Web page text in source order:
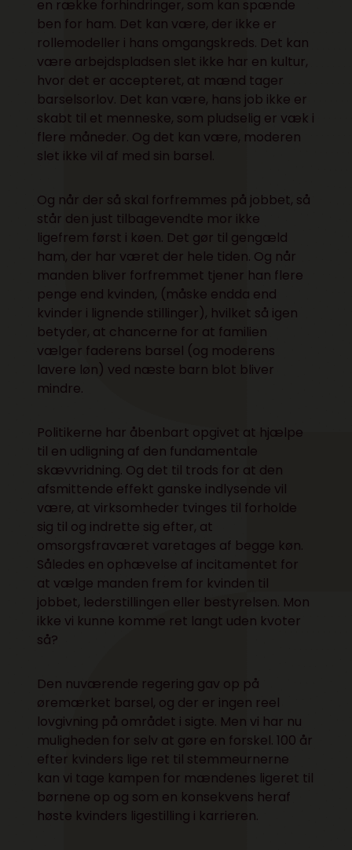
en række forhindringer, som kan spænde
ben for ham. Det kan være, der ikke er
rollemodeller i hans omgangskreds. Det kan
være arbejdspladsen slet ikke har en kultur,
hvor det er accepteret, at mænd tager
barselsorlov. Det kan være, hans job ikke er
skabt til et menneske, som pludselig er væk i
flere måneder. Og det kan være, moderen
slet ikke vil af med sin barsel.
Og når der så skal forfremmes på jobbet, så
står den just tilbagevendte mor ikke
ligefrem først i køen. Det gør til gengæld
ham, der har været der hele tiden. Og når
manden bliver forfremmet tjener han flere
penge end kvinden, (måske endda end
kvinder i lignende stillinger), hvilket så igen
betyder, at chancerne for at familien
vælger faderens barsel (og moderens
lavere løn) ved næste barn blot bliver
mindre.
Politikerne har åbenbart opgivet at hjælpe
til en udligning af den fundamentale
skævvridning. Og det til trods for at den
afsmittende effekt ganske indlysende vil
være, at virksomheder tvinges til forholde
sig til og indrette sig efter, at
omsorgsfraværet varetages af begge køn.
Således en ophævelse af incitamentet for
at vælge manden frem for kvinden til
jobbet, lederstillingen eller bestyrelsen. Mon
ikke vi kunne komme ret langt uden kvoter
så?
Den nuværende regering gav op på
øremærket barsel, og der er ingen reel
lovgivning på området i sigte. Men vi har nu
muligheden for selv at gøre en forskel. 100 år
efter kvinders lige ret til stemmeurnerne
kan vi tage kampen for mændenes ligeret til
børnene op og som en konsekvens heraf
høste kvinders ligestilling i karrieren.